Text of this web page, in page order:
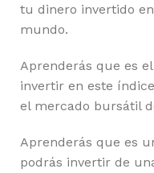
tu dinero invertido
mundo.
Aprenderás que es
invertir en este
el mercado bursátil
Aprenderás que es
podrás invertir de